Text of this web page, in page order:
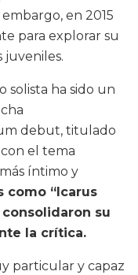
en 2015
para explorar su
juveniles.
solista ha sido un
debut, titulado
con el tema
íntimo y
como “Icarus
consolidaron su
la crítica.
particular y capaz